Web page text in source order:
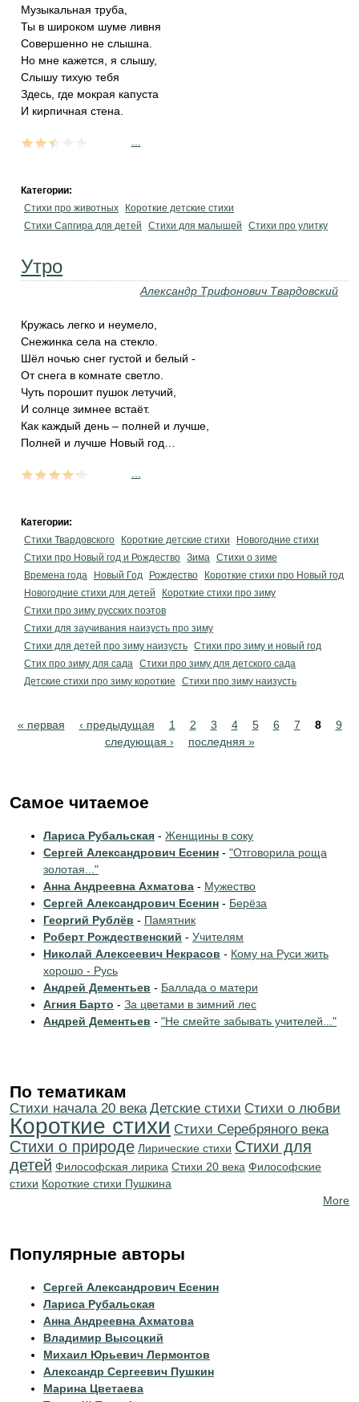
Музыкальная труба,
Ты в широком шуме ливня
Совершенно не слышна.
Но мне кажется, я слышу,
Слышу тихую тебя
Здесь, где мокрая капуста
И кирпичная стена.
Категории:
Стихи про животных
Короткие детские стихи
Стихи Сапгира для детей
Стихи для малышей Стихи про улитку
Утро
Александр Трифонович Твардовский
Кружась легко и неумело,
Снежинка села на стекло.
Шёл ночью снег густой и белый -
От снега в комнате светло.
Чуть порошит пушок летучий,
И солнце зимнее встаёт.
Как каждый день – полней и лучше,
Полней и лучше Новый год…
Категории:
Стихи Твардовского
Короткие детские стихи
Новогодние стихи
Стихи про Новый год и Рождество Зима Стихи о зиме
Времена года
Новый Год Рождество
Короткие стихи про Новый год
Новогодние стихи для детей
Короткие стихи про зиму
Стихи про зиму русских поэтов
Стихи для заучивания наизусть про зиму
Стихи для детей про зиму наизусть Стихи про зиму и новый год
Стих про зиму для сада Стихи про зиму для детского сада
Детские стихи про зиму короткие
Стихи про зиму наизусть
Pages
« первая ‹ предыдущая 1 2 3 4 5 6 7 8
9
следующая ›
последняя »
Самое читаемое
Лариса Рубальская - Женщины в соку
Сергей Александрович Есенин - "Отговорила роща
золотая..."
Анна Андреевна Ахматова - Мужество
Сергей Александрович Есенин - Берёза
Георгий Рублёв - Памятник
Роберт Рождественский - Учителям
Николай Алексеевич Некрасов - Кому на Руси жить
хорошо - Русь
Андрей Дементьев - Баллада о матери
Агния Барто - За цветами в зимний лес
Андрей Дементьев - "Не смейте забывать учителей..."
По тематикам
Cтихи начала 20 века Детские стихи Стихи о любви
Короткие стихи Cтихи Серебряного века
Стихи о природе Лирические стихи Стихи для
детей Философская лирика Стихи 20 века Философские
стихи Короткие стихи Пушкина
More
Популярные авторы
Сергей Александрович Есенин
Лариса Рубальская
Анна Андреевна Ахматова
Владимир Высоцкий
Михаил Юрьевич Лермонтов
Александр Сергеевич Пушкин
Марина Цветаева